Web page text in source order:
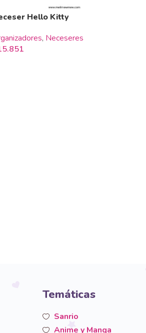
Hello Kitty
, Neceseres
Temáticas
Sanrio
Anime y Manga